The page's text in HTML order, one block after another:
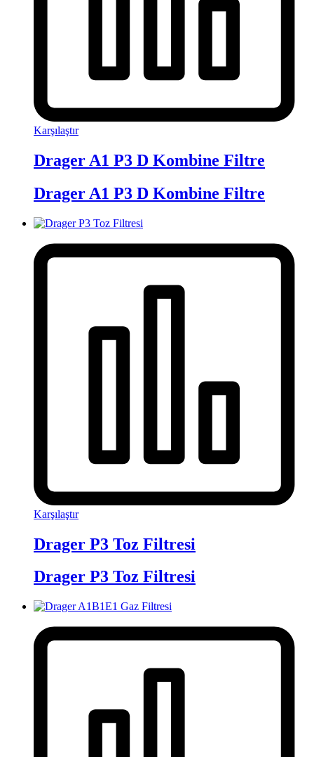
Karşılaştır
Drager A1 P3 D Kombine Filtre
Drager A1 P3 D Kombine Filtre
Karşılaştır
Drager P3 Toz Filtresi
Drager P3 Toz Filtresi